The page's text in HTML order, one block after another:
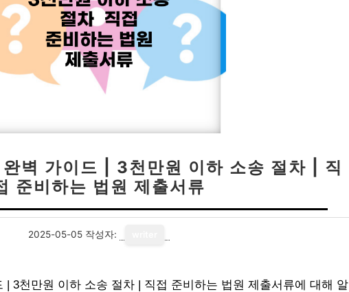
벽 가이드 | 3천만원 이하 소송 절차 | 직
준비하는 법원 제출서류
2025-05-05 작성자:
| 3천만원 이하 소송 절차 | 직접 준비하는 법원 제출서류에 대해 알